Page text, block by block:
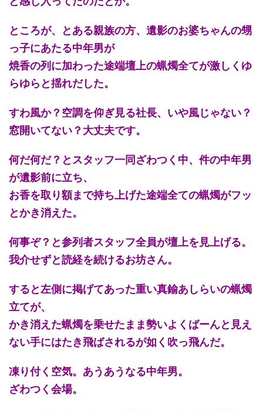
ところが、とある親族の方、遺影のお婆ちゃんの甥
っ子にあたる中年男が
焼香の列に加わった途端壇上の蝋燭全てが激しくゆ
らゆらと揺れだした。
すわ風か？空調を仰ぎ見る社長、いや風じゃない？
窓開いてない？大丈夫です。
何だ何だ？とスタッフ一同ざわつく中、件の中年男
が遺影前に立ち、
お香を取り額まで持ち上げた途端全ての蝋燭がフッ
とかき消えた。
何事ぞ？と参列者スタッフ全員が壇上を見上げる。
我介せずと読経を続けるお坊さん。
すると左側に掲げてあった重い真鍮あしらいの蝋燭
立てが、
かき消えた蝋燭を乗せたまま勢いよくばーんと見え
ない手にはたき飛ばされるが如く吹っ飛んだ。
凍り付く空気。あうあうなる中年男。
ざわつく会場。